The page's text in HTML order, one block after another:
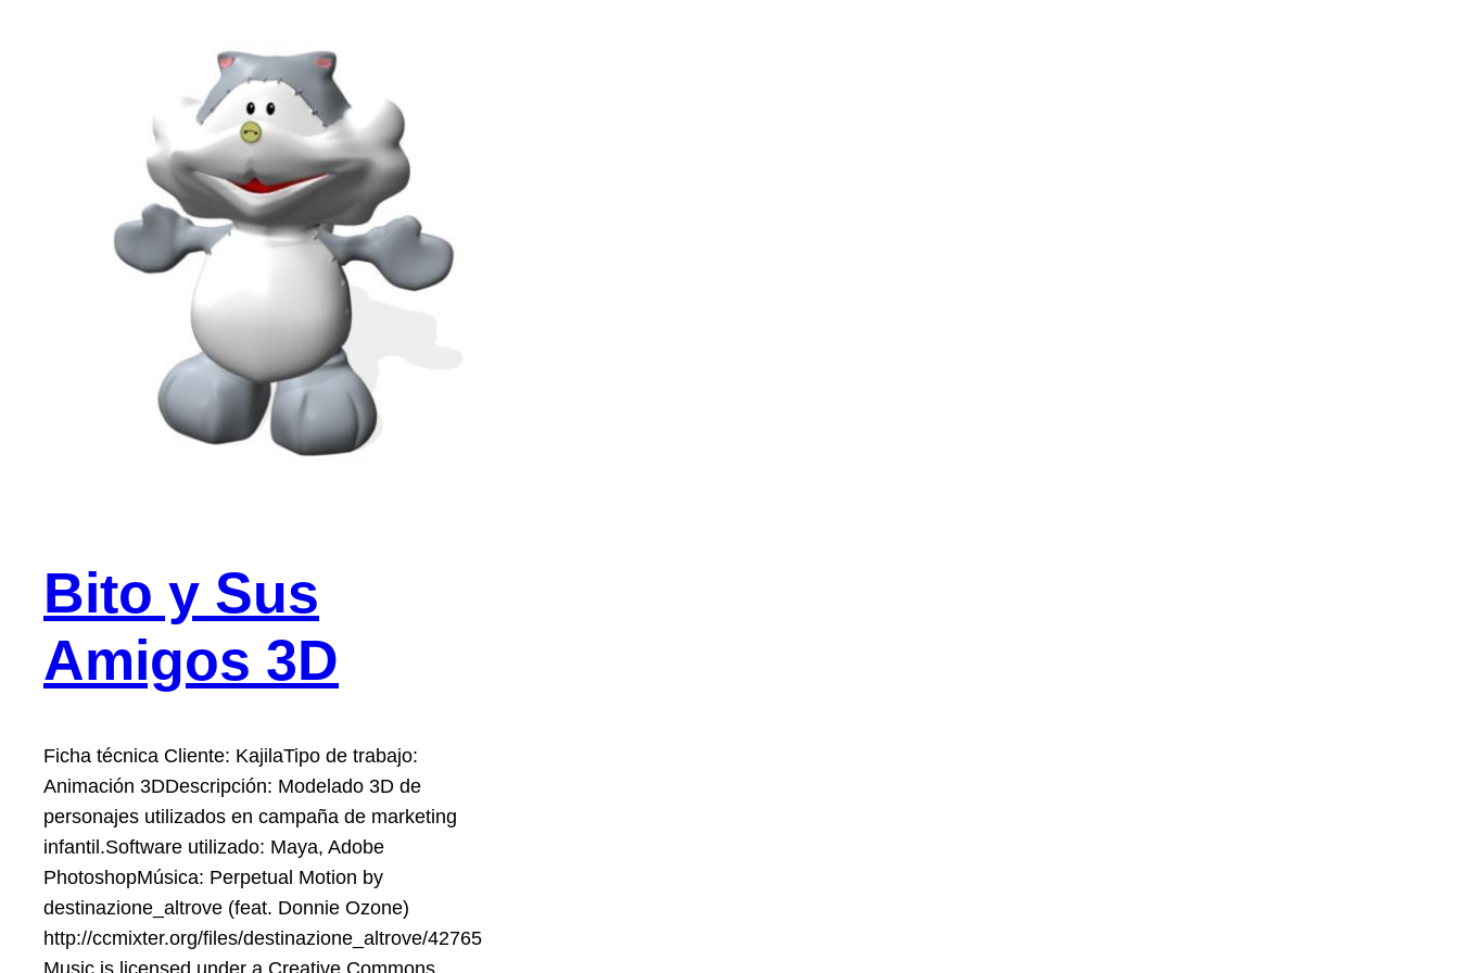
Bito y Sus
Amigos 3D
Ficha técnica Cliente: KajilaTipo de trabajo:
Animación 3DDescripción: Modelado 3D de
personajes utilizados en campaña de marketing
infantil.Software utilizado: Maya, Adobe
PhotoshopMúsica: Perpetual Motion by
destinazione_altrove (feat. Donnie Ozone)
http://ccmixter.org/files/destinazione_altrove/42765